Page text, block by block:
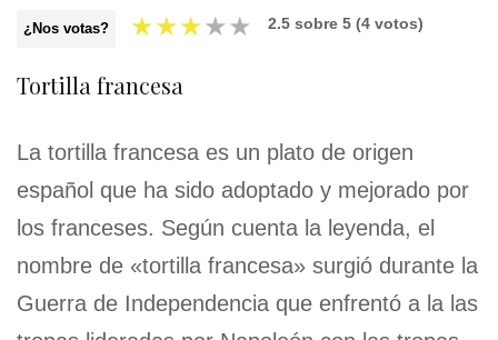
¿Nos votas? ★★★★★ 2.5 sobre 5 (4 votos)
Tortilla francesa
La tortilla francesa es un plato de origen
español que ha sido adoptado y mejorado por
los franceses. Según cuenta la leyenda, el
nombre de «tortilla francesa» surgió durante la
Guerra de Independencia que enfrentó a la las